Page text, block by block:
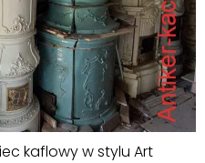
kaflowy w stylu Art